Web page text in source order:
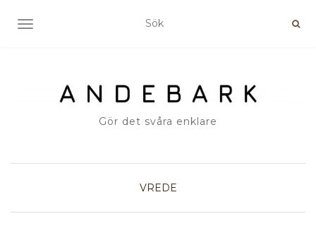
SLÅ PÅ/AV NAVIGERING
Gör det svåra enklare
VREDE